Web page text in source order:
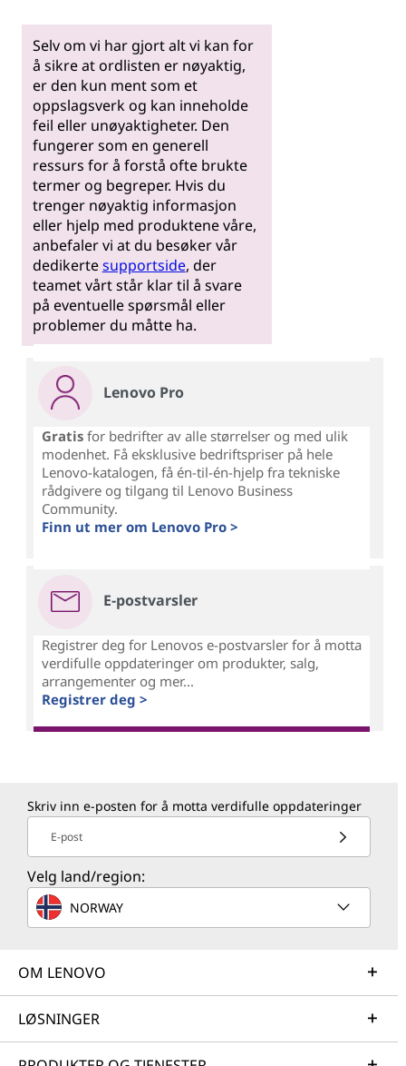
Selv om vi har gjort alt vi kan for
å sikre at ordlisten er nøyaktig,
er den kun ment som et
oppslagsverk og kan inneholde
feil eller unøyaktigheter. Den
fungerer som en generell
ressurs for å forstå ofte brukte
termer og begreper. Hvis du
trenger nøyaktig informasjon
eller hjelp med produktene våre,
anbefaler vi at du besøker vår
dedikertesupportside, der
teamet vårt står klar til å svare
på eventuelle spørsmål eller
problemer du måtte ha.
Lenovo Pro
Gratisfor bedrifter av alle størrelser og med ulik
modenhet. Få eksklusive bedriftspriser på hele
Lenovo-katalogen, få én-til-én-hjelp fra tekniske
rådgivere og tilgang til Lenovo Business
Community.
Finn ut mer om Lenovo Pro >
E-postvarsler
Registrer deg for Lenovos e-postvarsler for å motta
verdifulle oppdateringer om produkter, salg,
arrangementer og mer...
Registrer deg >
Skriv inn e-posten for å motta verdifulle oppdateringer
E-post
Velg land/region:
NORWAY
OM LENOVO
LØSNINGER